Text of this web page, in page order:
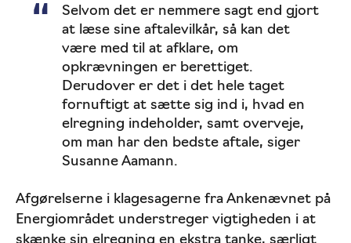
Selvom det er nemmere sagt end gjort
at læse sine aftalevilkår, så kan det
være med til at afklare, om
opkrævningen er berettiget.
Derudover er det i det hele taget
fornuftigt at sætte sig ind i, hvad en
elregning indeholder, samt overveje,
om man har den bedste aftale, siger
Susanne Aamann.
Afgørelserne i klagesagerne fra Ankenævnet på
Energiområdet understreger vigtigheden i at
skænke sin elregning en ekstra tanke, særligt